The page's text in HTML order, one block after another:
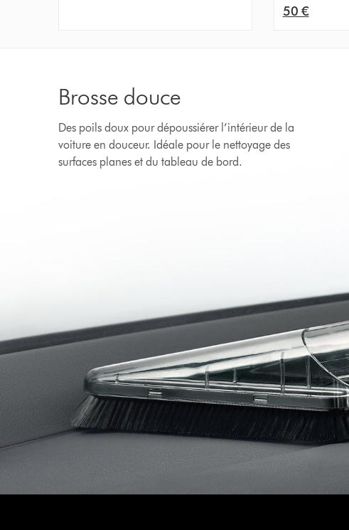
50 €
Brosse douce
Des poils doux pour dépoussiérer l’intérieur de la
voiture en douceur. Idéale pour le nettoyage des
surfaces planes et du tableau de bord.